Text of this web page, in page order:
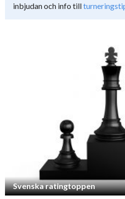
inbjudan och info till
Svenska ratingtoppen